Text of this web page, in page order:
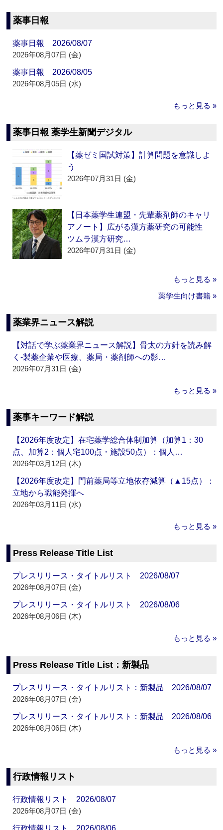
薬事日報
薬事日報 2026/08/07
2026年08月07日 (金)
薬事日報 2026/08/05
2026年08月05日 (水)
もっと見る »
薬事日報 薬学生新聞デジタル
【薬ゼミ国試対策】計算問題を意識しよ
う
2026年07月31日 (金)
【日本薬学生連盟・先輩薬剤師のキャリ
アノート】広がる漢方薬研究の可能性
ツムラ漢方研究…
2026年07月31日 (金)
もっと見る »
薬学生向け書籍 »
薬業界ニュース解説
【対話で学ぶ薬業界ニュース解説】骨太の方針を読み解
く‐製薬企業や医療、薬局・薬剤師への影…
2026年07月31日 (金)
もっと見る »
薬事キーワード解説
【2026年度改定】在宅薬学総合体制加算（加算1：30
点、加算2：個人宅100点・施設50点）：個人…
2026年03月12日 (木)
【2026年度改定】門前薬局等立地依存減算（▲15点）：
立地から職能発揮へ
2026年03月11日 (水)
もっと見る »
Press Release Title List
プレスリリース・タイトルリスト 2026/08/07
2026年08月07日 (金)
プレスリリース・タイトルリスト 2026/08/06
2026年08月06日 (木)
もっと見る »
Press Release Title List：新製品
プレスリリース・タイトルリスト：新製品 2026/08/07
2026年08月07日 (金)
プレスリリース・タイトルリスト：新製品 2026/08/06
2026年08月06日 (木)
もっと見る »
行政情報リスト
行政情報リスト 2026/08/07
2026年08月07日 (金)